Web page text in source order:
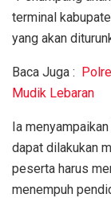
terminal
yang akan
Baca Juga :
Mudik Lebaran
Ia
dapat dilakukan
peserta harus
menempuh